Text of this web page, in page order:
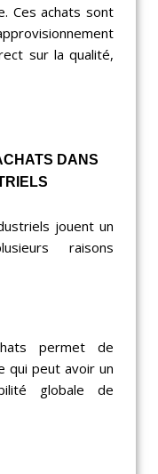
Ces achats sont
sur la qualité,
DANS
jouent un
raisons
permet de
qui peut avoir un
globale de